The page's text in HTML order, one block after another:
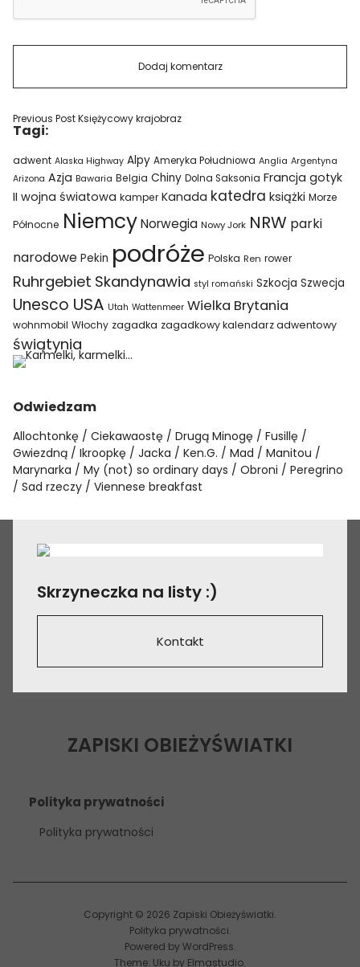
Previous PostKsiężycowy krajobraz
Tagi:
adwent Alaska Highway Alpy Ameryka Południowa Anglia Argentyna
Arizona Azja Bawaria Belgia Chiny Dolna Saksonia Francja gotyk
II wojna światowa kamper Kanada katedra książki Morze
Północne Niemcy Norwegia Nowy Jork NRW parki
narodowe Pekin podróże Polska Ren rower
Ruhrgebiet Skandynawia styl romański Szkocja Szwecja
Unesco USA Utah Wattenmeer Wielka Brytania
wohnmobil Włochy zagadka zagadkowy kalendarz adwentowy
świątynia
Odwiedzam
Allochtonkę Ciekawaostę Drugą Minogę
Fusillę
Gwiezdną
Ikroopkę Jacka Ken.G. Mad
Manitou
Marynarka
My (not) so ordinary days Obroni
Peregrino
Sad rzeczy
Viennese breakfast
Skrzyneczka na listy :)
Kontakt
ZAPISKI OBIEŻYŚWIATKI
Polityka prywatności
Polityka prywatności
Copyright © 2026 Zapiski Obieżyświatki
Polityka prywatności
Powered by WordPress
Theme: Uku by Elmastudio